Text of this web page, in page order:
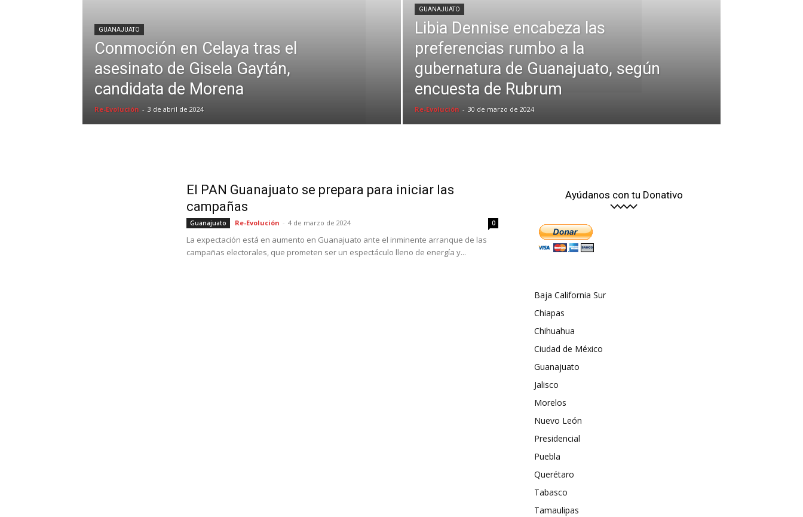
GUANAJUATO
Conmoción en Celaya tras el
asesinato de Gisela Gaytán,
candidata de Morena
Re-Evolución - 3 de abril de 2024
GUANAJUATO
Libia Dennise encabeza las
preferencias rumbo a la
gubernatura de Guanajuato, según
encuesta de Rubrum
Re-Evolución - 30 de marzo de 2024
El PAN Guanajuato se prepara para iniciar las
campañas
Guanajuato Re-Evolución - 4 de marzo de 2024 0
La expectación está en aumento en Guanajuato ante el inminente arranque de las
campañas electorales, que prometen ser un espectáculo lleno de energía y...
Ayúdanos con tu Donativo
Baja California Sur
Chiapas
Chihuahua
Ciudad de México
Guanajuato
Jalisco
Morelos
Nuevo León
Presidencial
Puebla
Querétaro
Tabasco
Tamaulipas